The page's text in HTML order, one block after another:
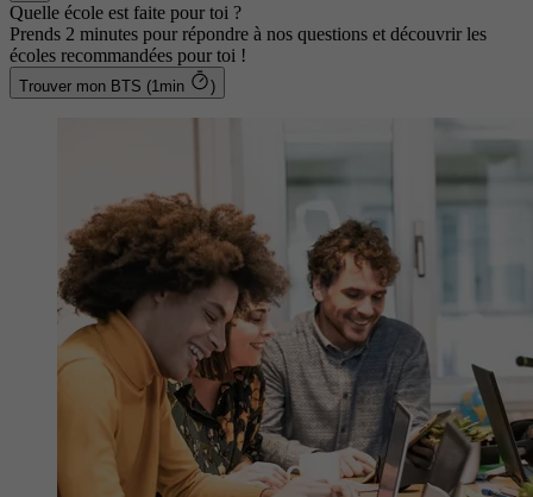
Quelle école est faite pour toi ?
Prends 2 minutes pour répondre à nos questions et découvrir les
écoles recommandées pour toi !
Trouver mon BTS (1min )